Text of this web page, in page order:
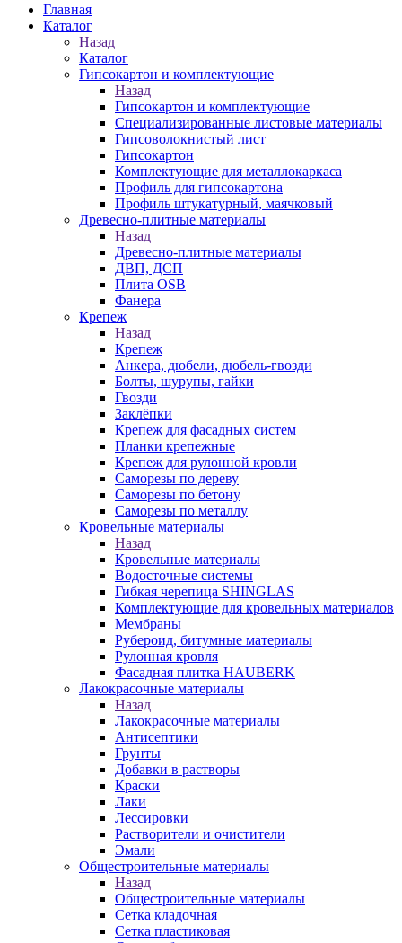
Главная
Каталог
Назад
Каталог
Гипсокартон и комплектующие
Назад
Гипсокартон и комплектующие
Специализированные листовые материалы
Гипсоволокнистый лист
Гипсокартон
Комплектующие для металлокаркаса
Профиль для гипсокартона
Профиль штукатурный, маячковый
Древесно-плитные материалы
Назад
Древесно-плитные материалы
ДВП, ДСП
Плита OSB
Фанера
Крепеж
Назад
Крепеж
Анкера, дюбели, дюбель-гвозди
Болты, шурупы, гайки
Гвозди
Заклёпки
Крепеж для фасадных систем
Планки крепежные
Крепеж для рулонной кровли
Саморезы по дереву
Саморезы по бетону
Саморезы по металлу
Кровельные материалы
Назад
Кровельные материалы
Водосточные системы
Гибкая черепица SHINGLAS
Комплектующие для кровельных материалов
Мембраны
Рубероид, битумные материалы
Рулонная кровля
Фасадная плитка HAUBERK
Лакокрасочные материалы
Назад
Лакокрасочные материалы
Антисептики
Грунты
Добавки в растворы
Краски
Лаки
Лессировки
Растворители и очистители
Эмали
Общестроительные материалы
Назад
Общестроительные материалы
Сетка кладочная
Сетка пластиковая